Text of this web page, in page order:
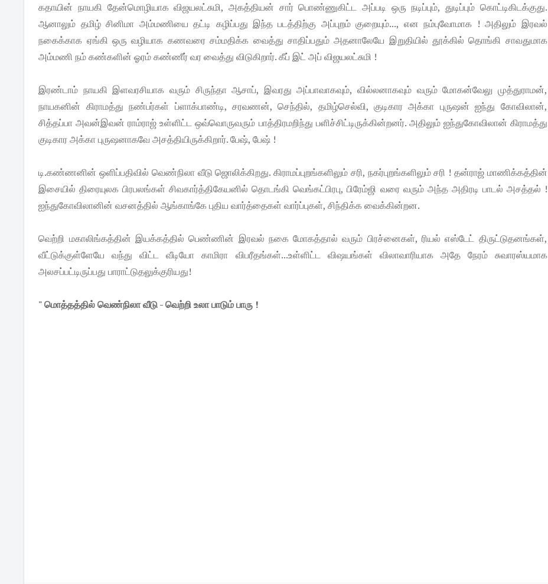
கதாயின் நாயகி தேன்மொழியாக விஜயலட்சுமி, அகத்தியன் சார் பொண்ணுகிட்ட அப்படி ஒரு நடிப்பும், துடிப்பும் கொட்டிகிடக்குது.
ஆனாலும் தமிழ் சினிமா அம்மணியை தட்டி கழிப்பது இந்த படத்திற்கு அப்புறம் குறையும்..., என நம்புவோமாக ! அதிலும் இரவல்
நகைக்காக ஏங்கி ஒரு வழியாக கணவரை சம்மதிக்க வைத்து சாதிப்பதும் அதனாலேயே இறுதியில் தூக்கில் தொங்கி சாவதுமாக
அம்மணி நம் கண்களின் ஓரம் கண்ணீர் வர வைத்து விடுகிறார். கீப் இட் அப் விஜயலட்சுமி !
இரண்டாம் நாயகி இளவரசியாக வரும் சிருந்தா ஆசாப், இவரது அப்பாவாகவும், வில்லனாகவும் வரும் மோகன்வேலு முத்துராமன்,
நாயகனின் கிராமத்து நண்பர்கள் ப்ளாக்பாண்டி, சரவணன், செந்தில், தமிழ்செல்வி, குடிகார அக்கா புருஷன் ஐந்து கோவிலான்,
சித்தப்பா அவன்இவன் ராம்ராஜ் உள்ளிட்ட ஒவ்வொருவரும் பாத்திரமறிந்து பளிச்சிட்டிருக்கின்றனர். அதிலும் ஐந்துகோவிலான் கிராமத்து
குடிகார அக்கா புருஷனாகவே அசத்தியிருக்கிறார். பேஷ், பேஷ் !
டி.கண்ணனின் ஒளிப்பதிவில் வெண்நிலா வீடு ஜொலிக்கிறது. கிராமப்புறங்களிலும் சரி, நகர்புறங்களிலும் சரி ! தன்ராஜ் மாணிக்கத்தின்
இசையில் திரையுலக பிரபலங்கள் சிவகார்த்திகேயனில் தொடங்கி வெங்கட்பிரபு, பிரேம்ஜி வரை வரும் அந்த அதிரடி பாடல் அசத்தல் !
ஐந்துகோவிலானின் வசனத்தில் ஆங்காங்கே புதிய வார்த்தைகள் வார்ப்புகள், சிந்திக்க வைக்கின்றன.
வெற்றி மகாலிங்கத்தின் இயக்கத்தில் பெண்ணின் இரவல் நகை மோகத்தால் வரும் பிரச்னைகள், ரியல் எஸ்டேட் திருட்டுதனங்கள்,
வீட்டுக்குள்ளேயே வந்து விட்ட வீடியோ காமிரா விபரீதங்கள்...உள்ளிட்ட விஷயங்கள் விலாவாரியாக அதே நேரம் சுவாரஸ்யமாக
அலசப்பட்டிருப்பது பாராட்டுதலுக்குரியது!
" மொத்தத்தில் வெண்நிலா வீடு - வெற்றி உலா பாடும் பாரு !